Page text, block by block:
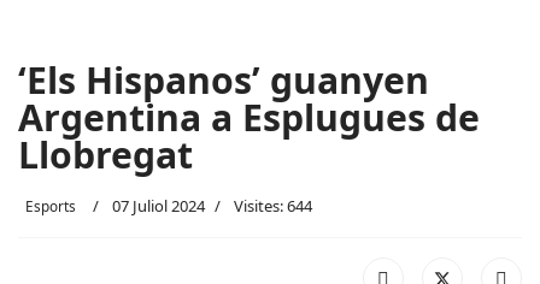
‘Els Hispanos’ guanyen
Argentina a Esplugues de
Llobregat
Esports 07 Juliol 2024 Visites: 644